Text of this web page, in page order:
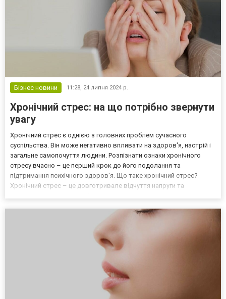
Бізнес новини 11:28, 24 липня 2024 р.
Хронічний стрес: на що потрібно звернути
увагу
Хронічний стрес є однією з головних проблем сучасного
суспільства. Він може негативно впливати на здоров'я, настрій і
загальне самопочуття людини. Розпізнати ознаки хронічного
стресу вчасно – це перший крок до його подолання та
підтримання психічного здоров'я. Що таке хронічний стрес?
Хронічний стрес – це довготривале відчуття напруги та